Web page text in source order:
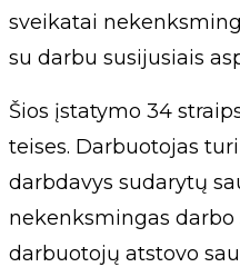
sveikatai
su darbu susijusiais
Šios įstatymo 34
teises. Darbuotojas
darbdavys sudarytų
nekenksmingas darbo
darbuotojų atstovo